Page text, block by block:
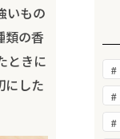
いもの
類の香
ときに
にした